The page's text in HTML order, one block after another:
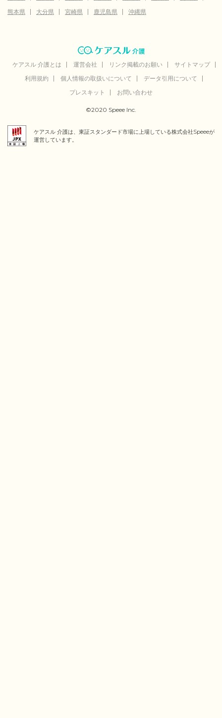
熊本県
大分県 宮崎県 鹿児島県 沖縄県
ケアスル 介護とは 運営会社 リンク掲載のお願い
サイトマップ
利用規約
個人情報の取扱いについて
データ引用について
プレスキット
お問い合わせ
©2020 Speee Inc.
ケアスル 介護は、東証スタンダード市場に上場している株式会社Speeeが
運営しています。